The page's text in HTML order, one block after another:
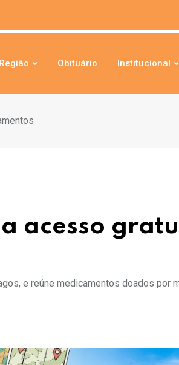
Região Obituário Institucional
acesso
e reúne medicamentos doados por